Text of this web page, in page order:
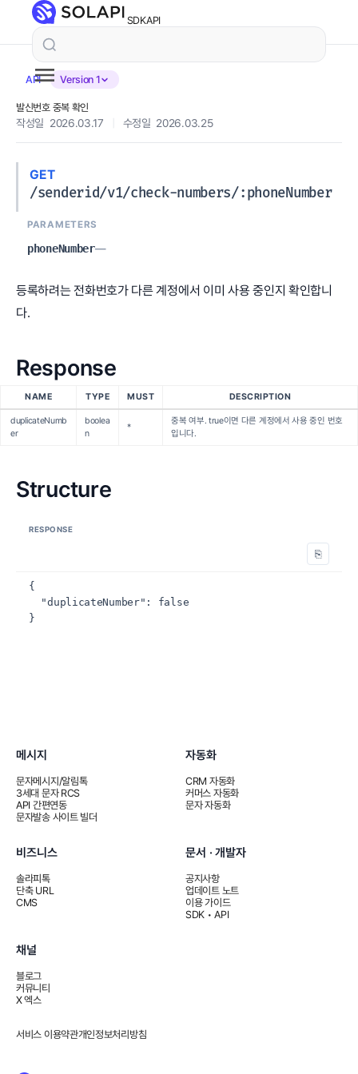
SDKAPI
API Version 1
발신번호 중복 확인
작성일 2026.03.17 수정일 2026.03.25
GET
/senderid/v1/check-numbers/:phoneNumber
PARAMETERS
phoneNumber—
등록하려는 전화번호가 다른 계정에서 이미 사용 중인지 확인합니
다.
Response
NAME TYPE MUST DESCRIPTION
duplicateNumb
er
boolea
n
*
중복 여부. true이면 다른 계정에서 사용 중인 번호
입니다.
Structure
RESPONSE
⎘
{
}
메시지
문자메시지/알림톡
3세대 문자 RCS
API 간편연동
문자발송 사이트 빌더
자동화
CRM 자동화
커머스 자동화
문자 자동화
비즈니스
솔라피톡
단축 URL
CMS
문서 · 개발자
공지사항
업데이트 노트
이용 가이드
SDK • API
채널
블로그
커뮤니티
X 엑스
서비스 이용약관개인정보처리방침